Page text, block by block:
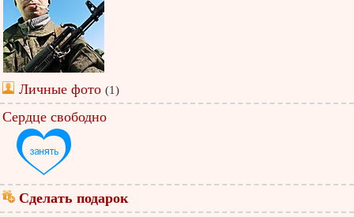
Личные фото (1)
Сердце свободно
Сделать подарок